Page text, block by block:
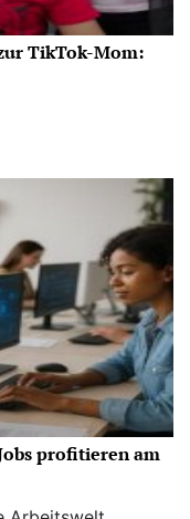
TikTok-Mom:
profitieren am